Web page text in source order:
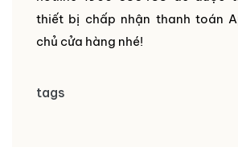
thiết bị chấp nhận thanh toán
chủ cửa hàng nhé!
tags